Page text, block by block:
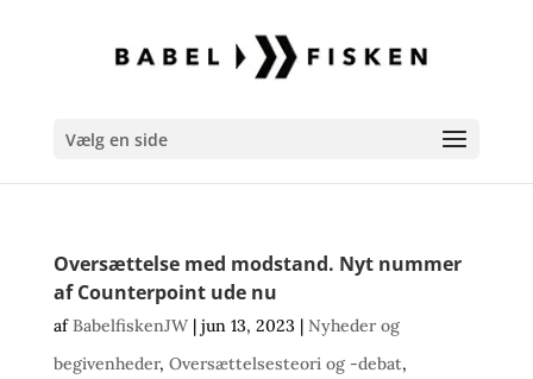
Vælg en side
Oversættelse med modstand. Nyt nummer
af Counterpoint ude nu
afBabelfiskenJW| jun 13, 2023| Nyheder og
begivenheder, Oversættelsesteori og -debat,